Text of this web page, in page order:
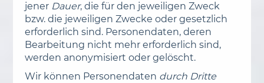
jener Dauer, die für den jeweiligen Zweck
bzw. die jeweiligen Zwecke oder gesetzlich
erforderlich sind. Personendaten, deren
Bearbeitung nicht mehr erforderlich sind,
werden anonymisiert oder gelöscht.
Wir können Personendaten durch Dritte